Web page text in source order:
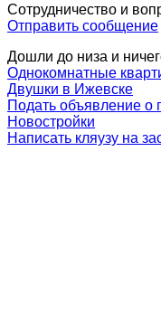
Сотрудничество и
Отправить сообщение
Дошли до низа и
Однокомнатные
Двушки в Ижевске
Подать объявление о
Новостройки
Написать кляузу на